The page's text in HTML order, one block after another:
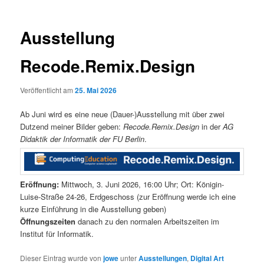
Ausstellung
Recode.Remix.Design
Veröffentlicht am25. Mai 2026
Ab Juni wird es eine neue (Dauer-)Ausstellung mit über zwei
Dutzend meiner Bilder geben: Recode.Remix.Design in derAG
Didaktik der Informatik der FU Berlin.
Eröffnung: Mittwoch, 3. Juni 2026, 16:00 Uhr; Ort: Königin-
Luise-Straße 24-26, Erdgeschoss (zur Eröffnung werde ich eine
kurze Einführung in die Ausstellung geben)
Öffnungszeiten danach zu den normalen Arbeitszeiten im
Institut für Informatik.
Dieser Eintrag wurde vonjoweunterAusstellungen, Digital Art